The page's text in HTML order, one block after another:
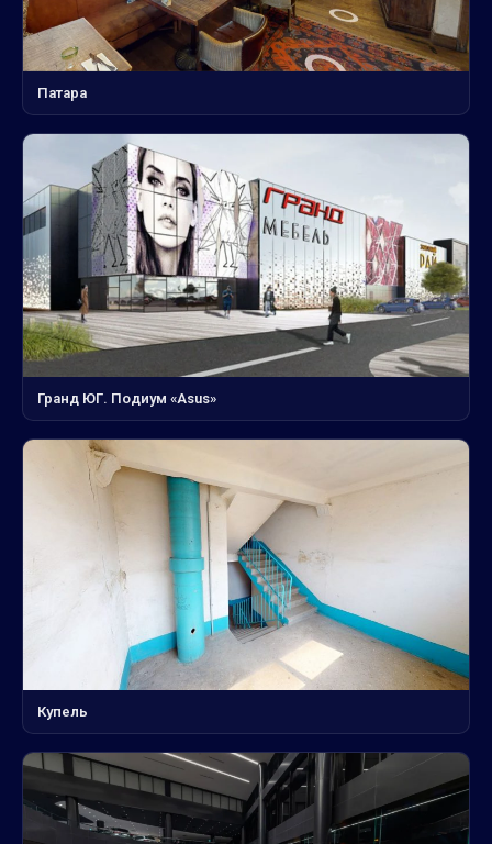
Патара
Гранд ЮГ. Подиум «Asus»
Купель